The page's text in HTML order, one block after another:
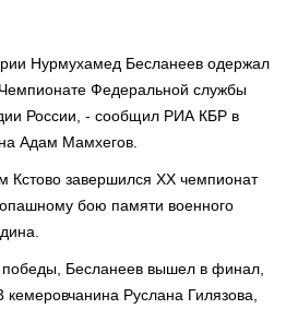
Нурмухамед Бесланеев одержал
Федеральной службы
России, - сообщил РИА КБР в
Адам Мамхегов.
Кстово завершился XХ чемпионат
бою памяти военного
Бесланеев вышел в финал,
кемеровчанина Руслана Гилязова,